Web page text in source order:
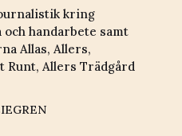
kring
handarbete samt
Allas, Allers,
Runt, Allers Trädgård